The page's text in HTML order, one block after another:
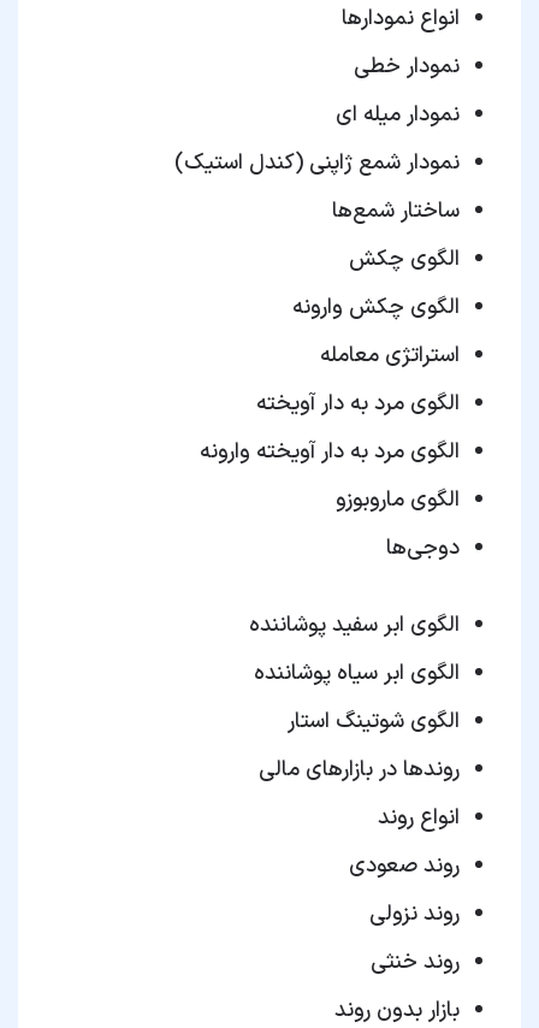
انواع نمودارها
نمودار خطی
نمودار میله ای
نمودار شمع ژاپنی (کندل استیک)
ساختار شمع‌ها
الگوی چکش
الگوی چکش وارونه
استراتژی معامله
الگوی مرد به دار آویخته
الگوی مرد به دار آویخته وارونه
الگوی ماروبوزو
دوجی‌ها
الگوی ابر سفید پوشاننده
الگوی ابر سیاه پوشاننده
الگوی شوتینگ استار
روندها در بازارهای مالی
انواع روند
روند صعودی
روند نزولی
روند خنثی
بازار بدون روند